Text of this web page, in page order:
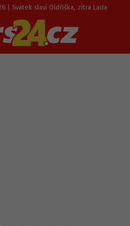
| Svátek slaví Oldřiška, zítra Lada